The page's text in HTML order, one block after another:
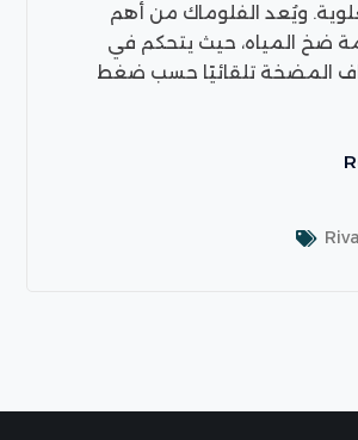
ويُعد الفلوماك من أهم
ضخ المياه، حيث يتحكم في
المضخة تلقائيًا حسب ضغط